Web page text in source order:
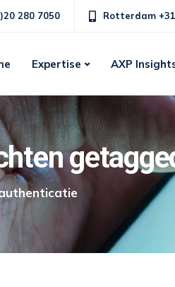
280 7050 Rotterdam
Expertise AXP